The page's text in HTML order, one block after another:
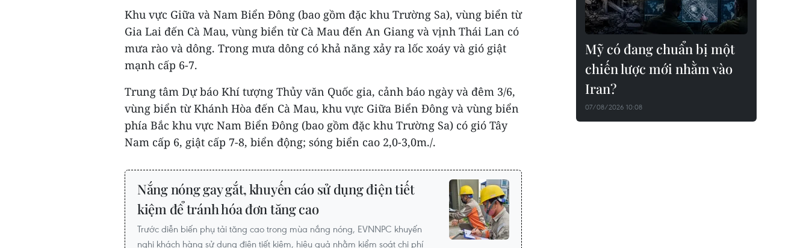
Khu vực Giữa và Nam Biển Đông (bao gồm đặc khu Trường Sa), vùng biển từ
Gia Lai đến Cà Mau, vùng biển từ Cà Mau đến An Giang và vịnh Thái Lan có
mưa rào và dông. Trong mưa dông có khả năng xảy ra lốc xoáy và gió giật
mạnh cấp 6-7.
Trung tâm Dự báo Khí tượng Thủy văn Quốc gia, cảnh báo ngày và đêm 3/6,
vùng biển từ Khánh Hòa đến Cà Mau, khu vực Giữa Biển Đông và vùng biển
phía Bắc khu vực Nam Biển Đông (bao gồm đặc khu Trường Sa) có gió Tây
Nam cấp 6, giật cấp 7-8, biển động; sóng biển cao 2,0-3,0m./.
Nắng nóng gay gắt, khuyến cáo sử dụng điện tiết
kiệm để tránh hóa đơn tăng cao
Trước diễn biến phụ tải tăng cao trong mùa nắng nóng, EVNNPC khuyến
nghị khách hàng sử dụng điện tiết kiệm, hiệu quả nhằm kiểm soát chi phí
Mỹ có đang chuẩn bị một
chiến lược mới nhằm vào
Iran?
07/08/2026 10:08